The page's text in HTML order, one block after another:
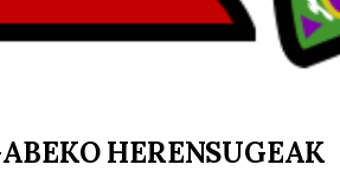
HERENSUGEAK